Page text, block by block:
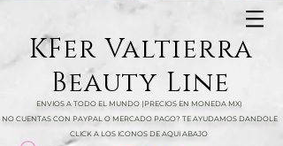
KFer Valtierra
Beauty Line
ENVIOS A TODO EL MUNDO (PRECIOS EN MONEDA MX)
NO CUENTAS CON PAYPAL O MERCADO PAGO? TE AYUDAMOS DANDOLE
CLICK A LOS ICONOS DE AQUI ABAJO